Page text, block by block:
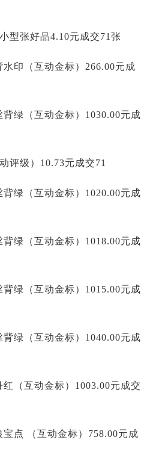
型张好品4.10元成交71张
印（互动金标）266.00元成
绿（互动金标）1030.00元成
评级）10.73元成交71
绿（互动金标）1020.00元成
绿（互动金标）1018.00元成
绿（互动金标）1015.00元成
绿（互动金标）1040.00元成
（互动金标）1003.00元成交
宝点 （互动金标）758.00元成